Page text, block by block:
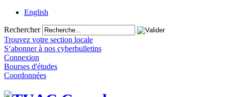
English
Rechercher
Trouvez votre section locale
S’abonner à nos cyberbulletins
Connexion
Bourses d'études
Coordonnées